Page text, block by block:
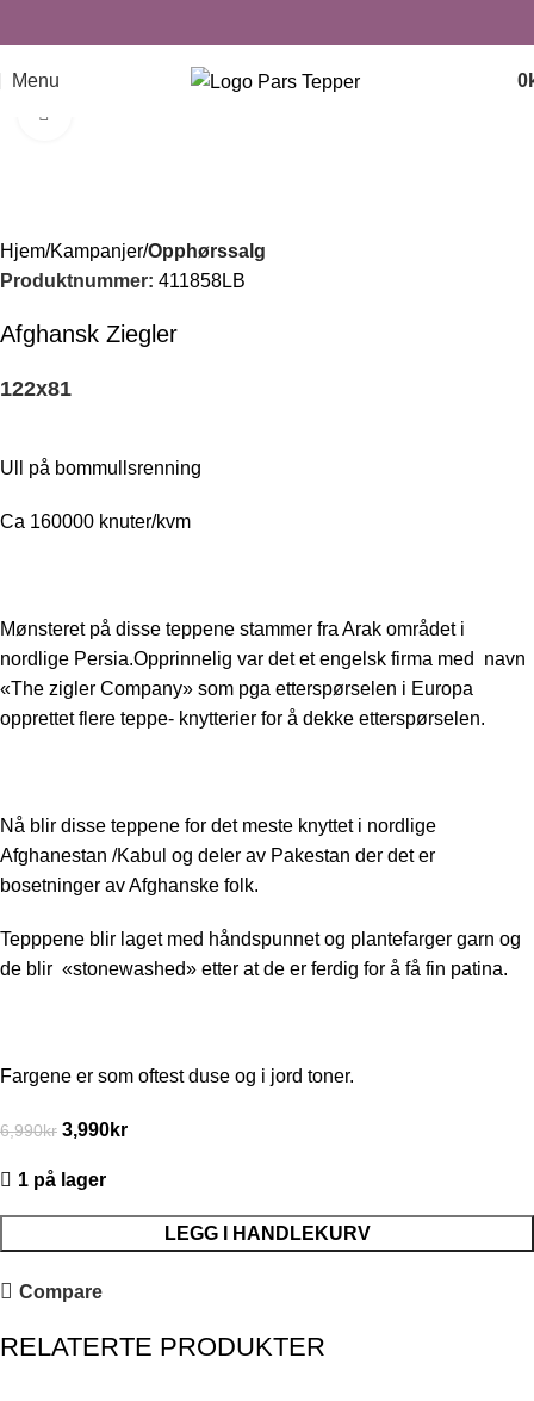
Menu 0
Hjem Kampanjer Opphørssalg
Produktnummer: 411858LB
Afghansk Ziegler
122x81
Ull på bommullsrenning
Ca 160000 knuter/kvm
Mønsteret på disse teppene stammer fra Arak området i
nordlige Persia.Opprinnelig var det et engelsk firma med navn
«The zigler Company» som pga etterspørselen i Europa
opprettet flere teppe- knytterier for å dekke etterspørselen.
Nå blir disse teppene for det meste knyttet i nordlige
Afghanestan /Kabul og deler av Pakestan der det er
bosetninger av Afghanske folk.
Tepppene blir laget med håndspunnet og plantefarger garn og
de blir «stonewashed» etter at de er ferdig for å få fin patina.
Fargene er som oftest duse og i jord toner.
6,990kr 3,990kr
1 på lager
LEGG I HANDLEKURV
Compare
RELATERTE PRODUKTER